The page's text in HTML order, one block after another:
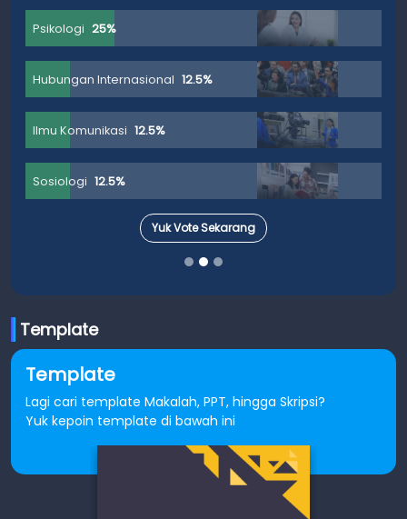
Psikologi 25%
Hubungan Internasional 12.5%
Ilmu Komunikasi 12.5%
Sosiologi 12.5%
Yuk Vote Sekarang
Template
Template
Lagi cari template Makalah, PPT, hingga Skripsi?
Yuk kepoin template di bawah ini